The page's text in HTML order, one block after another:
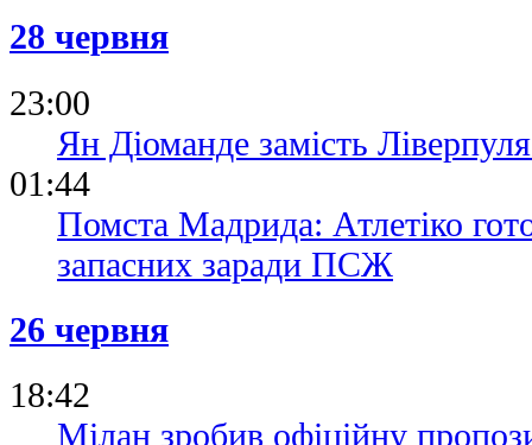
28 червня
23:00
Ян Діоманде замість
01:44
Помста Мадрида: Атлетіко
запасних заради ПСЖ
26 червня
18:42
Мілан зробив офіційну